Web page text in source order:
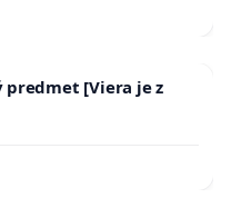
predmet [Viera je z